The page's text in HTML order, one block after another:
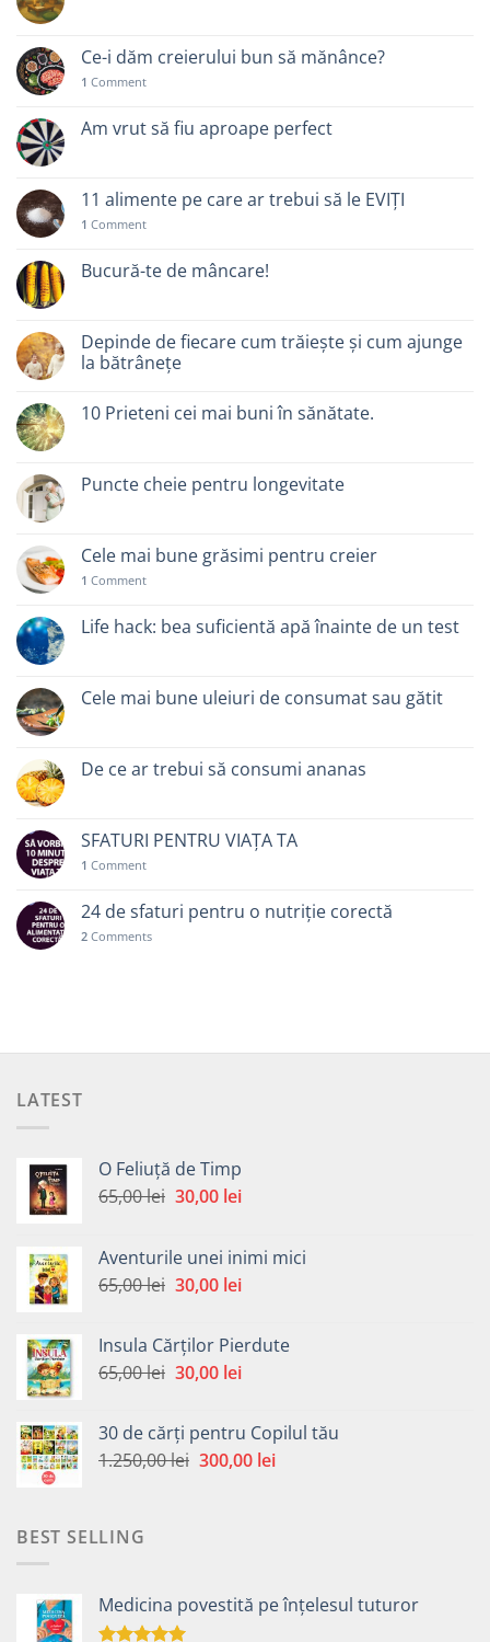
Ce-i dăm creierului bun să mănânce?
1 Comment
Am vrut să fiu aproape perfect
11 alimente pe care ar trebui să le EVIȚI
1 Comment
Bucură-te de mâncare!
Depinde de fiecare cum trăiește și cum ajunge
la bătrânețe
10 Prieteni cei mai buni în sănătate.
Puncte cheie pentru longevitate
Cele mai bune grăsimi pentru creier
1 Comment
Life hack: bea suficientă apă înainte de un test
Cele mai bune uleiuri de consumat sau gătit
De ce ar trebui să consumi ananas
SFATURI PENTRU VIAȚA TA
1 Comment
24 de sfaturi pentru o nutriție corectă
2 Comments
LATEST
O Feliuță de Timp
65,00lei Prețul
fost:
65,00 lei.
30,00 leiPrețul
30,00 lei.
Aventurile unei inimi mici
65,00lei Prețul
fost:
65,00 lei.
30,00 leiPrețul
30,00 lei.
Insula Cărților Pierdute
65,00lei Prețul
fost:
65,00 lei.
30,00 leiPrețul
30,00 lei.
30 de cărți pentru Copilul tău
1.250,00lei Prețul
300,00 leiPrețul
BEST SELLING
Medicina povestită pe înțelesul tuturor